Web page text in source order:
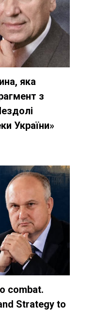
яка
з
України»
combat.
Strategy to